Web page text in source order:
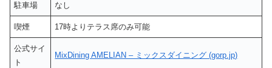
駐車場 なし
喫煙 17時よりテラス席のみ可能
公式サイ
ト
MixDining AMELIAN – ミックスダイニング (gorp.jp)